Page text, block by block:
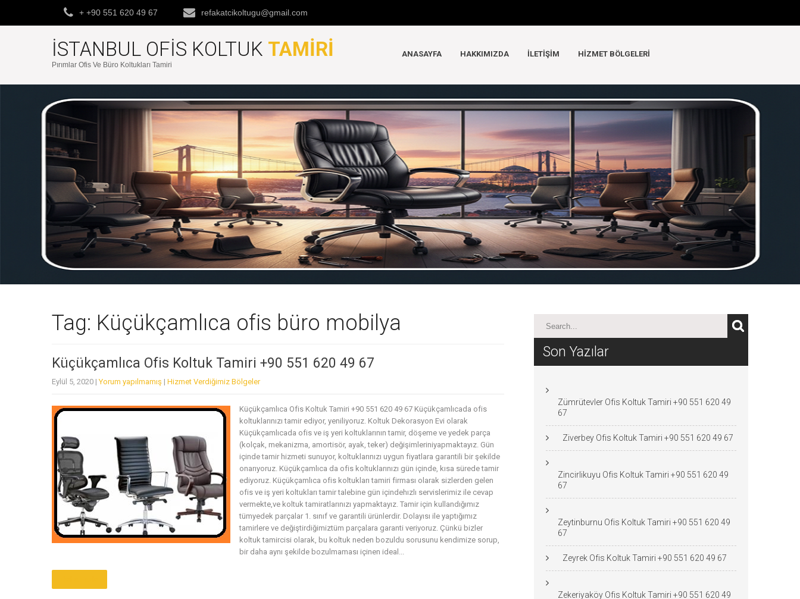
+ +90 551 620 49 67 refakatcikoltugu@gmail.com
İSTANBUL OFIS KOLTUK TAMIRI
Pırımlar Ofis Ve Büro Koltukları Tamiri
ANASAYFA HAKKIMIZDA İLETIŞIM HIZMET BÖLGELERI
Tag: Küçükçamlıca ofis büro mobilya
Küçükçamlıca Ofis Koltuk Tamiri +90 551 620 49 67
Eylül 5, 2020 |Yorum yapılmamış | Hizmet Verdiğimiz Bölgeler
Küçükçamlıca Ofis Koltuk Tamiri +90 551 620 49 67 Küçükçamlıcada ofis
koltuklarınızı tamir ediyor, yeniliyoruz. Koltuk Dekorasyon Evi olarak
Küçükçamlıcada ofis ve iş yeri koltuklarının tamir, döşeme ve yedek parça
(kolçak, mekanizma, amortisör, ayak, teker) değişimleriniyapmaktayız. Gün
içinde tamir hizmeti sunuyor, koltuklarınızı uygun fiyatlara garantili bir şekilde
onarıyoruz. Küçükçamlıca da ofis koltuklarınızı gün içinde, kısa sürede tamir
ediyoruz. Küçükçamlıca ofis koltukları tamiri firması olarak sizlerden gelen
ofis ve iş yeri koltukları tamir talebine gün içindehızlı servislerimiz ile cevap
vermekte,ve koltuk tamiratlarınızı yapmaktayız. Tamir için kullandığımız
tümyedek parçalar 1. sınıf ve garantili ürünlerdir. Dolayısı ile yaptığımız
tamirlere ve değiştirdiğimiztüm parçalara garanti veriyoruz. Çünkü bizler
koltuk tamircisi olarak, bu koltuk neden bozuldu sorusunu kendimize sorup,
bir daha aynı şekilde bozulmaması içinen ideal...
Son Yazılar
Zümrütevler Ofis Koltuk Tamiri +90 551 620 49
67
Ziverbey Ofis Koltuk Tamiri +90 551 620 49 67
Zincirlikuyu Ofis Koltuk Tamiri +90 551 620 49
67
Zeytinburnu Ofis Koltuk Tamiri +90 551 620 49
67
Zeyrek Ofis Koltuk Tamiri +90 551 620 49 67
Zekeriyaköy Ofis Koltuk Tamiri +90 551 620 49